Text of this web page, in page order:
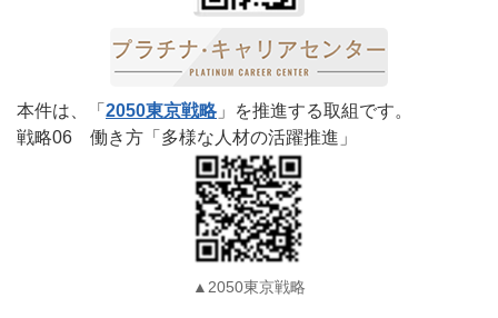
本件は、「 2050東京戦略」を推進する取組です。
戦略06 働き方「多様な人材の活躍推進」
▲2050東京戦略